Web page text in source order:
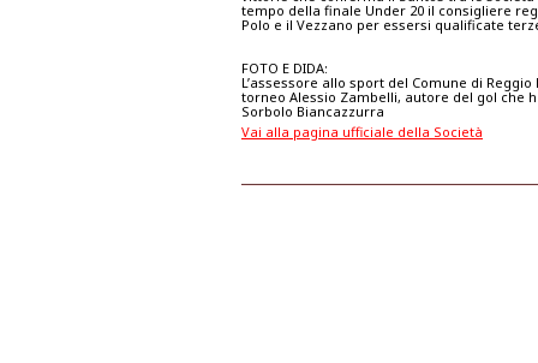
tempo della finale Under 20 il consigliere
Polo e il Vezzano per essersi qualificate
FOTO E DIDA:
L’assessore allo sport del Comune di
torneo Alessio Zambelli, autore del gol che
Sorbolo Biancazzurra
Vai alla pagina ufficiale della Società